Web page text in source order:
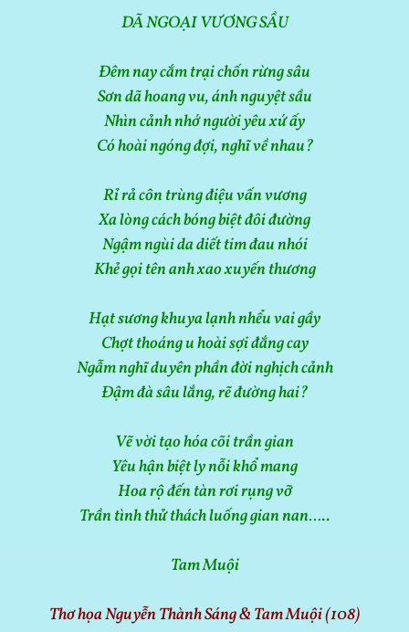
DÃ NGOẠI VƯƠNG SẦU
Đêm nay cắm trại chốn rừng sâu
Sơn dã hoang vu, ánh nguyệt sầu
Nhìn cảnh nhớ người yêu xứ ấy
Có hoài ngóng đợi, nghĩ về nhau?
Rỉ rả côn trùng điệu vấn vương
Xa lòng cách bóng biệt đôi đường
Ngậm ngùi da diết tim đau nhói
Khẻ gọi tên anh xao xuyến thương
Hạt sương khuya lạnh nhểu vai gầy
Chợt thoáng u hoài sợi đắng cay
Ngẫm nghĩ duyên phần đời nghịch cảnh
Đậm đà sâu lắng, rẽ đường hai?
Vẽ vời tạo hóa cõi trần gian
Yêu hận biệt ly nỗi khổ mang
Hoa rộ đến tàn rơi rụng vỡ
Trần tình thử thách luống gian nan…..
Tam Muội
Thơ họa Nguyễn Thành Sáng & Tam Muội (108)